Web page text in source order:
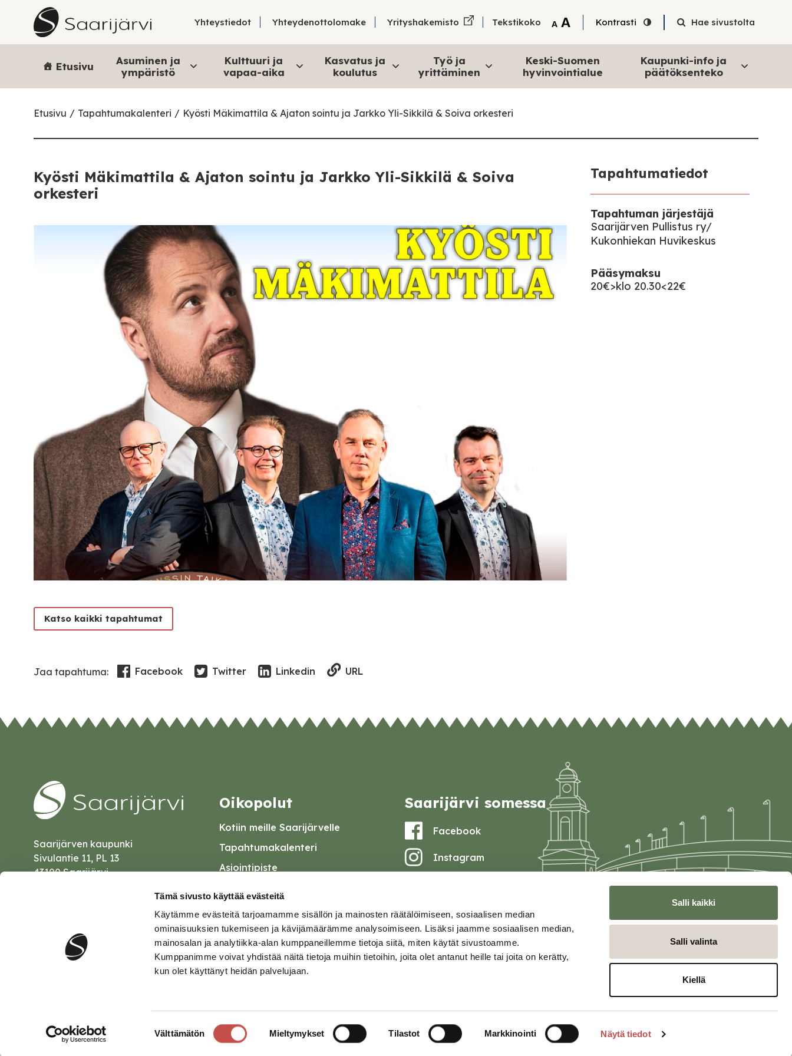
Tämä sivusto käyttää evästeitä
Käytämme evästeitä tarjoamamme sisällön ja mainosten räätälöimiseen, sosiaalisen median
ominaisuuksien tukemiseen ja kävijämäärämme analysoimiseen. Lisäksi jaamme sosiaalisen median,
mainosalan ja analytiikka-alan kumppaneillemme tietoja siitä, miten käytät sivustoamme.
Kumppanimme voivat yhdistää näitä tietoja muihin tietoihin, joita olet antanut heille tai joita on kerätty,
kun olet käyttänyt heidän palvelujaan.
Välttämätön Mieltymykset Tilastot Markkinointi Näytä tiedot
Salli kaikki
Salli valinta
Kiellä
Skip to content
Yhteystiedot Yhteydenottolomake Yrityshakemisto Tekstikoko A Tekstin pienentäminen
A Tekstin suurentaminen
Kontrasti Hae sivustolta
Etusivu
Asuminen ja
ympäristö
Kulttuuri ja
vapaa-aika
Kasvatus ja
koulutus
Työ ja
yrittäminen
Keski-Suomen
hyvinvointialue
Kaupunki-info ja
päätöksenteko
Etusivu Tapahtumakalenteri Kyösti Mäkimattila & Ajaton sointu ja Jarkko Yli-Sikkilä & Soiva orkesteri
Kyösti Mäkimattila & Ajaton sointu ja Jarkko Yli-Sikkilä & Soiva
orkesteri
Tapahtumatiedot
Tapahtuman järjestäjä
Saarijärven Pullistus ry/
Kukonhiekan Huvikeskus
Pääsymaksu
20€>klo 20.30<22€
Katso kaikki tapahtumat
Jaa tapahtuma: Facebook Twitter Linkedin URL
Saarijärven kaupunki
Sivulantie 11, PL 13
43100 Saarijärvi
Oikopolut
Kotiin meille Saarijärvelle
Tapahtumakalenteri
Asiointipiste
Palautelomake
Saavutettavuusseloste
Tietosuoja
Saarijärvi somessa
Facebook
Instagram